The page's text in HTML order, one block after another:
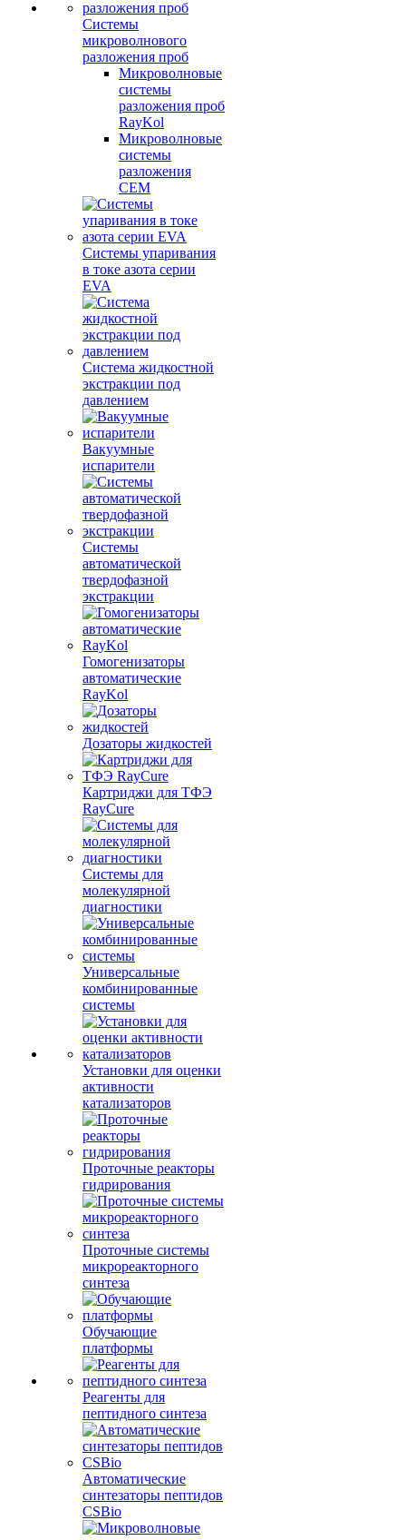
Системы
микроволнового
разложения проб
Микроволновые
системы
разложения проб
RayKol
Микроволновые
системы
разложения
CEM
Системы упаривания
в токе азота серии
EVA
Система жидкостной
экстракции под
давлением
Вакуумные
испарители
Системы
автоматической
твердофазной
экстракции
Гомогенизаторы
автоматические
RayKol
Дозаторы жидкостей
Картриджи для ТФЭ
RayCure
Системы для
молекулярной
диагностики
Универсальные
комбинированные
системы
Установки для оценки
активности
катализаторов
Проточные реакторы
гидрирования
Проточные системы
микрореакторного
синтеза
Обучающие
платформы
Реагенты для
пептидного синтеза
Автоматические
синтезаторы пептидов
CSBio